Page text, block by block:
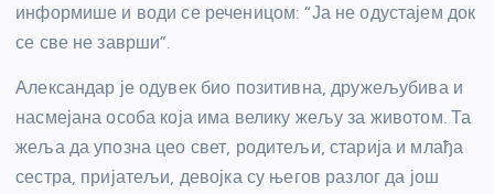
информише и води се реченицом: “Ја не одустајем док
се све не заврши”.
Александар је одувек био позитивна, дружељубива и
насмејана особа која има велику жељу за животом. Та
жеља да упозна цео свет, родитељи, старија и млађа
сестра, пријатељи, девојка су његов разлог да још